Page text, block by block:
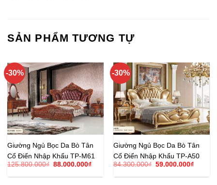
SẢN PHẨM TƯƠNG TỰ
-30%
Giường Ngủ Bọc Da Bò Tân
Cổ Điển Nhập Khẩu TP-M61
125.800.000₫ Giá
là:
88.000.000₫Giá
tại
-30%
Giường Ngủ Bọc Da Bò Tân
Cổ Điển Nhập Khẩu TP-A50
84.300.000₫ Giá
là:
59.000.000₫Giá
tại